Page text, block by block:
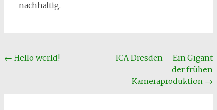
nachhaltig.
Beitragsnavigation
← Hello world!
ICA Dresden – Ein Gigant
der frühen
Kameraproduktion →